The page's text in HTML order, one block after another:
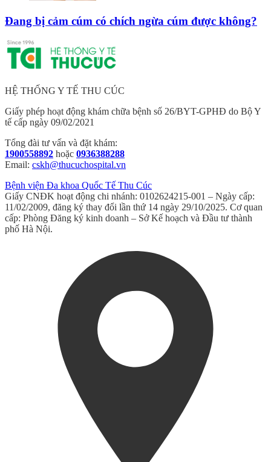
Đang bị cảm cúm có chích ngừa cúm được không?
HỆ THỐNG Y TẾ THU CÚC
Giấy phép hoạt động khám chữa bệnh số 26/BYT-GPHĐ do Bộ Y
tế cấp ngày 09/02/2021
Tổng đài tư vấn và đặt khám:
1900558892 hoặc 0936388288
Email: cskh@thucuchospital.vn
Bệnh viện Đa khoa Quốc Tế Thu Cúc
Giấy CNĐK hoạt động chi nhánh: 0102624215-001 – Ngày cấp:
11/02/2009, đăng ký thay đổi lần thứ 14 ngày 29/10/2025. Cơ quan
cấp: Phòng Đăng ký kinh doanh – Sở Kế hoạch và Đầu tư thành
phố Hà Nội.